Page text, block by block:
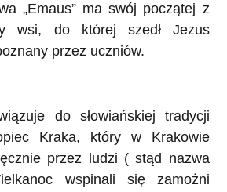
„Emaus” ma swój początej z
wsi, do której szedł Jezus
przez uczniów.
do słowiańskiej tradycji
Kraka, który w Krakowie
przez ludzi ( stąd nazwa
wspinali się zamożni